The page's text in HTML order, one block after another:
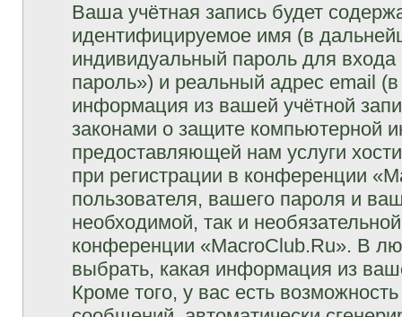
Ваша учётная запись будет
идентифицируемое имя (в
индивидуальный пароль для
пароль») и реальный адрес email
информация из вашей учётной
законами о защите компьютерной
предоставляющей нам услуги
при регистрации в конференции
пользователя, вашего пароля и
необходимой, так и
конференции «MacroClub.Ru». В
выбрать, какая информация из
Кроме того, у вас есть